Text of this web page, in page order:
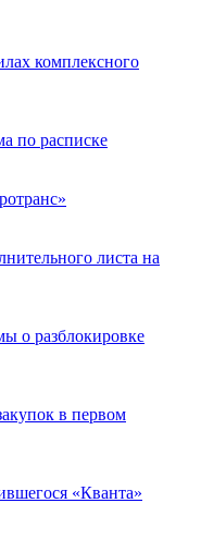
комплексного
по расписке
листа на
о разблокировке
в первом
«Кванта»